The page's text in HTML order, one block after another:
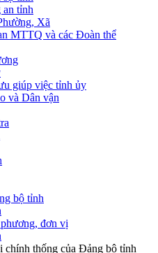
tỉnh
Xã
MTTQ và các Đoàn thể
giúp việc tỉnh ủy
và Dân vận
bộ tỉnh
đơn vị
chính thống của Đảng bộ tỉnh